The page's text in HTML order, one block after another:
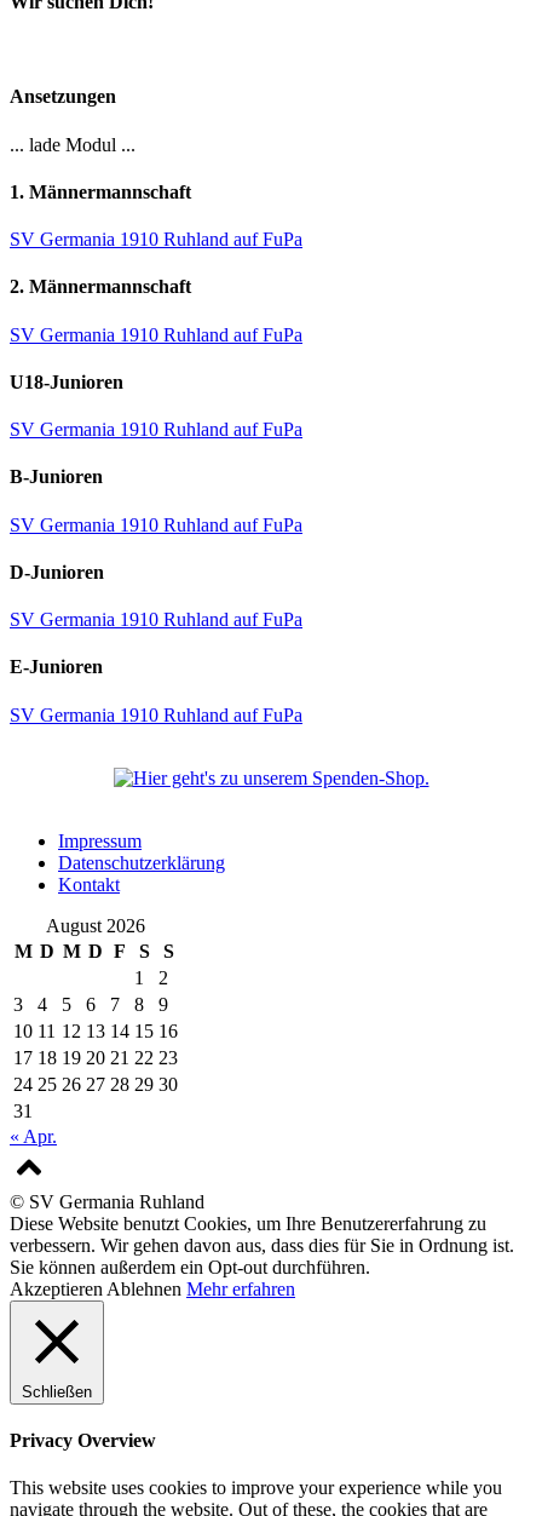
Ansetzungen
... lade Modul ...
1. Männermannschaft
SV Germania 1910 Ruhland auf FuPa
2. Männermannschaft
SV Germania 1910 Ruhland auf FuPa
U18-Junioren
SV Germania 1910 Ruhland auf FuPa
B-Junioren
SV Germania 1910 Ruhland auf FuPa
D-Junioren
SV Germania 1910 Ruhland auf FuPa
E-Junioren
SV Germania 1910 Ruhland auf FuPa
Impressum
Datenschutzerklärung
Kontakt
August 2026
M D M D F S
S
1
2
3
4 5 6 7 8
9
10 11 12 13 14 15 16
17 18 19 20 21 22 23
24 25 26 27 28 29 30
31
« Apr.
© SV Germania Ruhland
Diese Website benutzt Cookies, um Ihre Benutzererfahrung zu
verbessern. Wir gehen davon aus, dass dies für Sie in Ordnung ist.
Sie können außerdem ein Opt-out durchführen.
Akzeptieren Ablehnen Mehr erfahren
Schließen
Privacy Overview
This website uses cookies to improve your experience while you
navigate through the website. Out of these, the cookies that are